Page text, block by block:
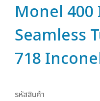
Monel
Seamless
718
รหัสสินค้า